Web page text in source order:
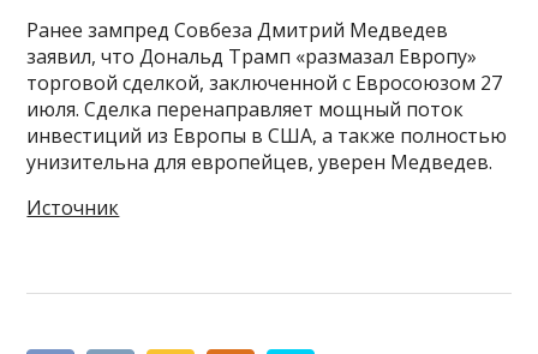
Ранее зампред Совбеза Дмитрий Медведев
заявил, что Дональд Трамп «размазал Европу»
торговой сделкой, заключенной с Евросоюзом 27
июля. Сделка перенаправляет мощный поток
инвестиций из Европы в США, а также полностью
унизительна для европейцев, уверен Медведев.
Источник